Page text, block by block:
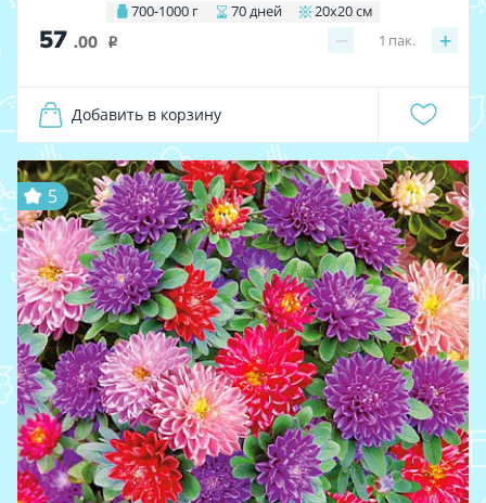
700-1000 г 70 дней 20х20 см
57 .00 i − +
1 пак.
Добавить в корзину
5